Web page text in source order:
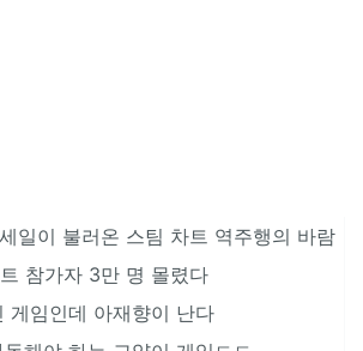
일이 불러온 스팀 차트 역주행의 바람
트 참가자 3만 명 몰렸다
게임인데 아재향이 난다